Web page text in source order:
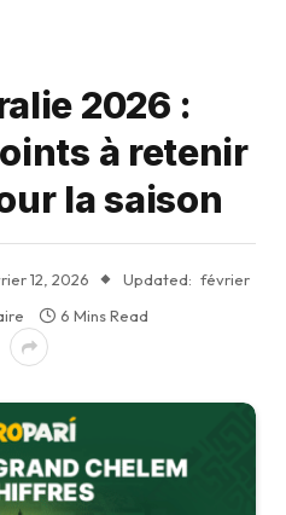
2026 :
à retenir
la saison
12, 2026 Updated: février
6 Mins Read